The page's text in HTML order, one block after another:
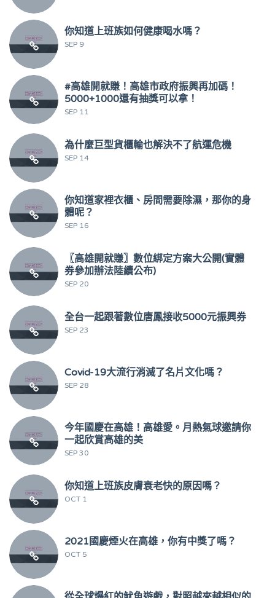
你知道上班族如何健康喝水嗎？
SEP 9
#高雄開就賺！高雄市政府振興再加碼！
5000+1000還有抽獎可以拿！
SEP 11
為什麼巨型貨櫃輪也解決不了航運危機
SEP 14
你知道家裡衣櫃、房間需要除濕，那你的身
體呢？
SEP 16
〖高雄開就賺〗數位綁定方案大公開(實體
券參加辦法陸續公布)
SEP 20
全台一起跟著數位唐鳳接收5000元振興券
SEP 23
Covid-19大流行消滅了名片文化嗎？
SEP 28
今年國慶在高雄！高雄愛。月熱氣球邀請你
一起欣賞高雄的美
SEP 30
你知道上班族皮膚衰老快的原因嗎？
OCT 1
2021國慶煙火在高雄，你有中獎了嗎？
OCT 5